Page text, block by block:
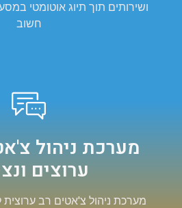
ושירותים תוך תיוג אוטומטי
חשוב
מערכת ניהול
ערוצים
מערכת ניהול צ'אטים רב ערוצית